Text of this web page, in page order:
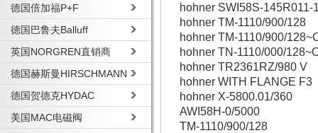
德国倍加福P+F
德国巴鲁夫Balluff
英国NORGREN直销商
德国赫斯曼HIRSCHMANN
德国贺德克HYDAC
美国MAC电磁阀
hohner SWI58S-145R011-
hohner TM-1110/900/128
hohner TM-1110/900/
hohner TN-1110/000/
hohner TR2361RZ/980 V
hohner WITH FLANGE F3
hohner X-5800.01/360
AWI58H-0/5000
TM-1110/900/128